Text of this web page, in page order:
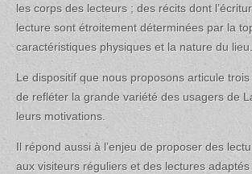
les corps des lecteurs ; des récits dont
lecture sont étroitement déterminées par la
caractéristiques physiques et la nature du lieu.
Le dispositif que nous proposons articule
de refléter la grande variété des usagers de
leurs motivations.
Il répond aussi à l’enjeu de proposer des
aux visiteurs réguliers et des lectures